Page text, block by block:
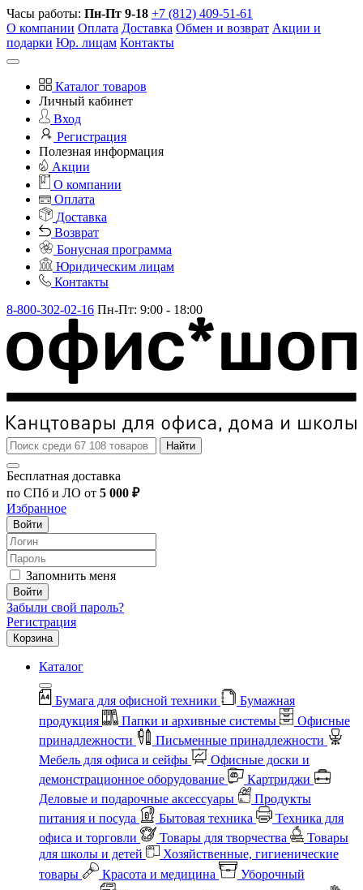
Часы работы: Пн-Пт 9-18 +7 (812) 409-51-61
О компании Оплата Доставка Обмен и возврат Акции и
подарки Юр. лицам Контакты
Каталог товаров
Личный кабинет
Вход
Регистрация
Полезная информация
Акции
О компании
Оплата
Доставка
Возврат
Бонусная программа
Юридическим лицам
Контакты
8-800-302-02-16 Пн-Пт: 9:00 - 18:00
Найти
Бесплатная доставка
по СПб и ЛО от 5 000 ₽
Избранное
Войти
Запомнить меня
Войти
Забыли свой пароль?
Регистрация
Корзина
Каталог
Бумага для офисной техники
Бумажная
продукция
Папки и архивные системы
Офисные
принадлежности
Письменные принадлежности
Мебель для офиса и сейфы
Офисные доски и
демонстрационное оборудование
Картриджи
Деловые и подарочные аксессуары
Продукты
питания и посуда
Бытовая техника
Техника для
офиса и торговли
Товары для творчества
Товары
для школы и детей
Хозяйственные, гигиенические
товары
Красота и медицина
Уборочный